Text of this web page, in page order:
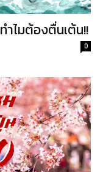
ำไมต้องตื่นเต้น!!
0